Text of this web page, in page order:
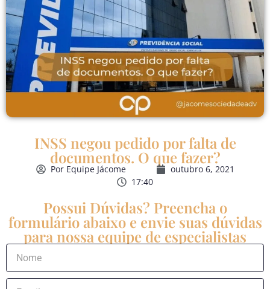
INSS negou pedido por falta de
documentos. O que fazer?
PorEquipe Jácome
outubro 6, 2021
17:40
Possui Dúvidas? Preencha o
formulário abaixo e envie suas dúvidas
para nossa equipe de especialistas